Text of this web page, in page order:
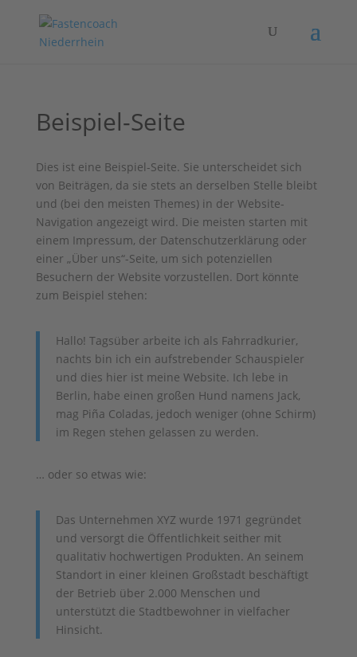
Beispiel-Seite
Dies ist eine Beispiel-Seite. Sie unterscheidet sich
von Beiträgen, da sie stets an derselben Stelle bleibt
und (bei den meisten Themes) in der Website-
Navigation angezeigt wird. Die meisten starten mit
einem Impressum, der Datenschutzerklärung oder
einer „Über uns“-Seite, um sich potenziellen
Besuchern der Website vorzustellen. Dort könnte
zum Beispiel stehen:
Hallo! Tagsüber arbeite ich als Fahrradkurier,
nachts bin ich ein aufstrebender Schauspieler
und dies hier ist meine Website. Ich lebe in
Berlin, habe einen großen Hund namens Jack,
mag Piña Coladas, jedoch weniger (ohne Schirm)
im Regen stehen gelassen zu werden.
… oder so etwas wie:
Das Unternehmen XYZ wurde 1971 gegründet
und versorgt die Öffentlichkeit seither mit
qualitativ hochwertigen Produkten. An seinem
Standort in einer kleinen Großstadt beschäftigt
der Betrieb über 2.000 Menschen und
unterstützt die Stadtbewohner in vielfacher
Hinsicht.